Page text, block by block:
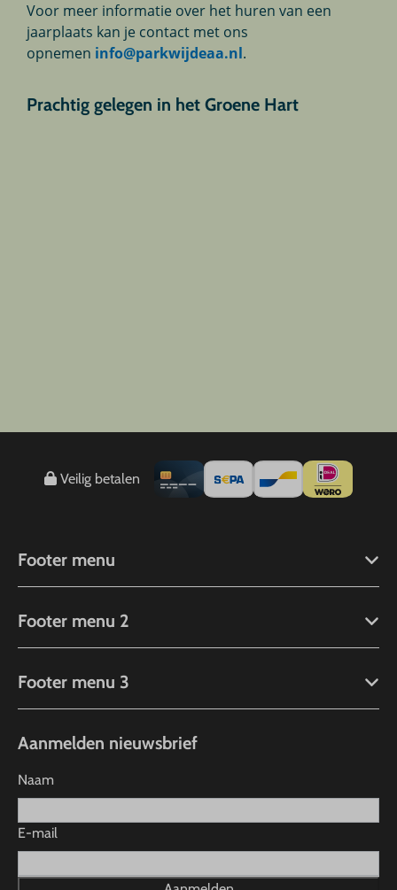
Voor meer informatie over het huren van een
jaarplaats kan je contact met ons
opnemen info@parkwijdeaa.nl.
Prachtig gelegen in het Groene Hart
Veilig betalen
Footer menu
Footer menu 2
Footer menu 3
Aanmelden nieuwsbrief
Naam
E-mail